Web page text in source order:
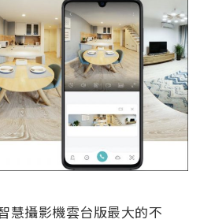
慧攝影機雲台版最大的不